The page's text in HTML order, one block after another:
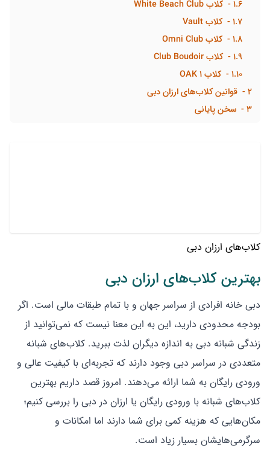
1.6
کلاب White Beach Club
1.7
کلاب Vault
1.8
کلاب Omni Club
1.9
کلاب Club Boudoir
1.10
کلاب 1 OAK
2
قوانین کلاب‌های ارزان دبی
3
سخن پایانی
کلاب‌های ارزان دبی
بهترین کلاب‌های ارزان دبی
دبی خانه افرادی از سراسر جهان و با تمام طبقات مالی است. اگر
بودجه محدودی دارید، این به این معنا نیست که نمی‌توانید از
زندگی شبانه دبی به اندازه دیگران لذت ببرید. کلاب‌های شبانه
متعددی در سراسر دبی وجود دارند که تجربه‌ای با کیفیت عالی و
ورودی رایگان به شما ارائه می‌دهند. امروز قصد داریم بهترین
کلاب‌های شبانه با ورودی رایگان یا ارزان در دبی را بررسی کنیم؛
مکان‌هایی که هزینه کمی برای شما دارند اما امکانات و
سرگرمی‌هایشان بسیار زیاد است.